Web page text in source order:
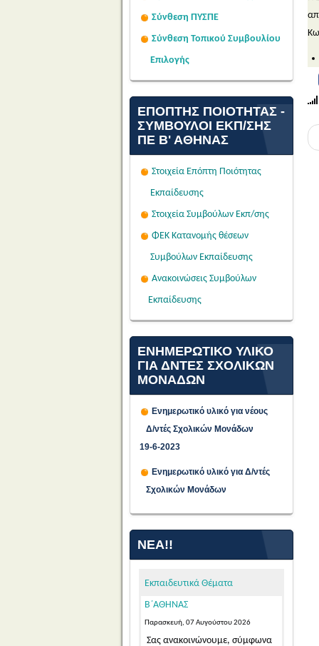
Σύνθεση ΠΥΣΠΕ
Σύνθεση Τοπικού Συμβουλίου
Επιλογής
ΕΠΌΠΤΗΣ ΠΟΙΌΤΗΤΑΣ -
ΣΎΜΒΟΥΛΟΙ ΕΚΠ/ΣΗΣ
ΠΕ Β' ΑΘΉΝΑΣ
Στοιχεία Επόπτη Ποιότητας
Εκπαίδευσης
Στοιχεία Συμβούλων Εκπ/σης
ΦΕΚ Κατανομής θέσεων
Συμβούλων Εκπαίδευσης
Ανακοινώσεις Συμβούλων
Εκπαίδευσης
ΕΝΗΜΕΡΩΤΙΚΟ ΥΛΙΚΟ
ΓΙΑ ΔΝΤΕΣ ΣΧΟΛΙΚΩΝ
ΜΟΝΑΔΩΝ
Ενημερωτικό υλικό για νέους
Δ/ντές Σχολικών Μονάδων
19-6-2023
Ενημερωτικό υλικό για Δ/ντές
Σχολικών Μονάδων
ΝΈΑ!!
Εκπαιδευτικά Θέματα
ΠΡΟΣΩΡΙΝΕΣ ΤΟΠΟΘΕΤΗΣΕΙΣ
ΑΠΟΣΠΑΣΜΕΝΩΝ ΑΠΟ ΑΛΛΑ
ΠΥΣΠΕ/ΠΥΣΔΕ ΣΤΟ ΠΥΣΠΕ
Β΄ΑΘΗΝΑΣ
Σας ανακοινώνουμε, σύμφωνα
με την αριθμ. 15/7-8-2026 Πράξη
του Π.Υ.Σ.Π.Ε. Β΄ Αθήνας,...
More...